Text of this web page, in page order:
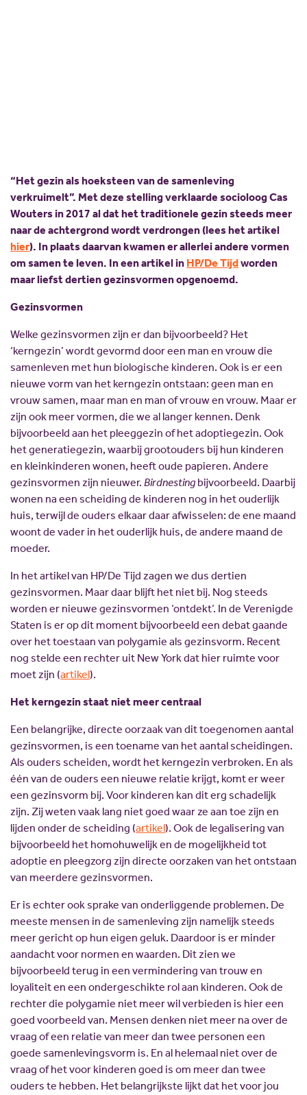
“Het gezin als hoeksteen van de samenleving
verkruimelt”. Met deze stelling verklaarde socioloog Cas
Wouters in 2017 al dat het traditionele gezin steeds meer
naar de achtergrond wordt verdrongen (lees het artikel
hier). In plaats daarvan kwamen er allerlei andere vormen
om samen te leven. In een artikel in HP/De Tijdworden
maar liefst dertien gezinsvormen opgenoemd.
Gezinsvormen
Welke gezinsvormen zijn er dan bijvoorbeeld? Het
‘kerngezin’ wordt gevormd door een man en vrouw die
samenleven met hun biologische kinderen. Ook is er een
nieuwe vorm van het kerngezin ontstaan: geen man en
vrouw samen, maar man en man of vrouw en vrouw. Maar er
zijn ook meer vormen, die we al langer kennen. Denk
bijvoorbeeld aan het pleeggezin of het adoptiegezin. Ook
het generatiegezin, waarbij grootouders bij hun kinderen
en kleinkinderen wonen, heeft oude papieren. Andere
gezinsvormen zijn nieuwer. Birdnestingbijvoorbeeld. Daarbij
wonen na een scheiding de kinderen nog in het ouderlijk
huis, terwijl de ouders elkaar daar afwisselen: de ene maand
woont de vader in het ouderlijk huis, de andere maand de
moeder.
In het artikel van HP/De Tijd zagen we dus dertien
gezinsvormen. Maar daar blijft het niet bij. Nog steeds
worden er nieuwe gezinsvormen ‘ontdekt’. In de Verenigde
Staten is er op dit moment bijvoorbeeld een debat gaande
over het toestaan van polygamie als gezinsvorm. Recent
nog stelde een rechter uit New York dat hier ruimte voor
moet zijn (artikel).
Het kerngezin staat niet meer centraal
Een belangrijke, directe oorzaak van dit toegenomen aantal
gezinsvormen, is een toename van het aantal scheidingen.
Als ouders scheiden, wordt het kerngezin verbroken. En als
één van de ouders een nieuwe relatie krijgt, komt er weer
een gezinsvorm bij. Voor kinderen kan dit erg schadelijk
zijn. Zij weten vaak lang niet goed waar ze aan toe zijn en
lijden onder de scheiding (artikel). Ook de legalisering van
bijvoorbeeld het homohuwelijk en de mogelijkheid tot
adoptie en pleegzorg zijn directe oorzaken van het ontstaan
van meerdere gezinsvormen.
Er is echter ook sprake van onderliggende problemen. De
meeste mensen in de samenleving zijn namelijk steeds
meer gericht op hun eigen geluk. Daardoor is er minder
aandacht voor normen en waarden. Dit zien we
bijvoorbeeld terug in een vermindering van trouw en
loyaliteit en een ondergeschikte rol aan kinderen. Ook de
rechter die polygamie niet meer wil verbieden is hier een
goed voorbeeld van. Mensen denken niet meer na over de
vraag of een relatie van meer dan twee personen een
goede samenlevingsvorm is. En al helemaal niet over de
vraag of het voor kinderen goed is om meer dan twee
ouders te hebben. Het belangrijkste lijkt dat het voor jou